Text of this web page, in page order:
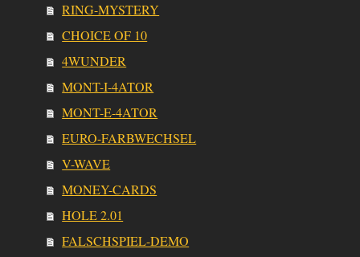
RING-MYSTERY
CHOICE OF 10
4WUNDER
MONT-I-4ATOR
MONT-E-4ATOR
EURO-FARBWECHSEL
V-WAVE
MONEY-CARDS
HOLE 2.01
FALSCHSPIEL-DEMO